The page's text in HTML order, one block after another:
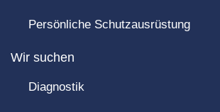
Persönliche Schutzausrüstung
Wir suchen
Diagnostik